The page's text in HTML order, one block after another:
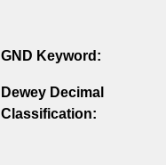
GND Keyword:
Dewey Decimal
Classification: